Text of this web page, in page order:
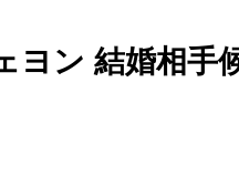
ヨン 結婚相手